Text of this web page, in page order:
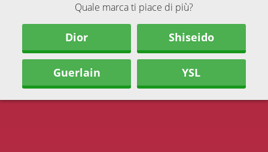
Quale marca ti piace di più?
Dior Shiseido
Guerlain YSL